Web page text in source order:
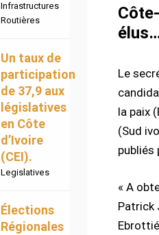
Infrastructures
Routières
Un taux de
participation
de 37,9 aux
législatives
en Côte
d’Ivoire
(CEI).
Legislatives
Élections
Régionales
Le
la paix
(Sud
publiés
« A
Patrick